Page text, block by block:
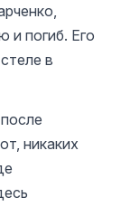
и погиб. Его
в
никаких